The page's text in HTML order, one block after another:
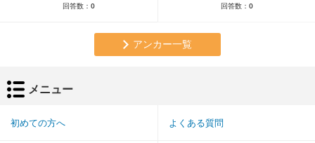
回答数： 0 回答数： 0
アンカー一覧
メニュー
初めての方へ よくある質問